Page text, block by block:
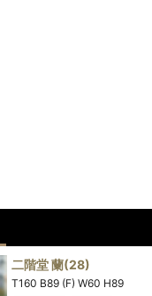
二階堂 蘭(28)
T160 B89 (F) W60 H89